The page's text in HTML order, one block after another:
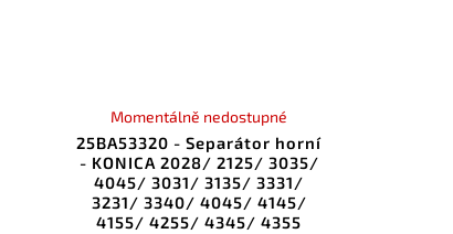
25BA53320 - Separátor horní
- KONICA 2028/ 2125/ 3035/
4045/ 3031/ 3135/ 3331/
3231/ 3340/ 4045/ 4145/
4155/ 4255/ 4345/ 4355
Momentálně nedostupné